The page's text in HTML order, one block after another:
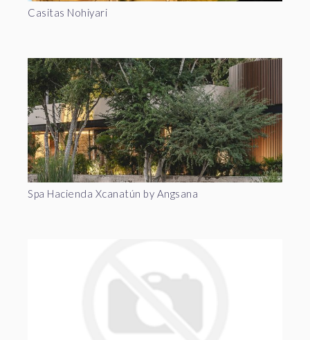
Casitas Nohiyari
Spa Hacienda Xcanatún by Angsana